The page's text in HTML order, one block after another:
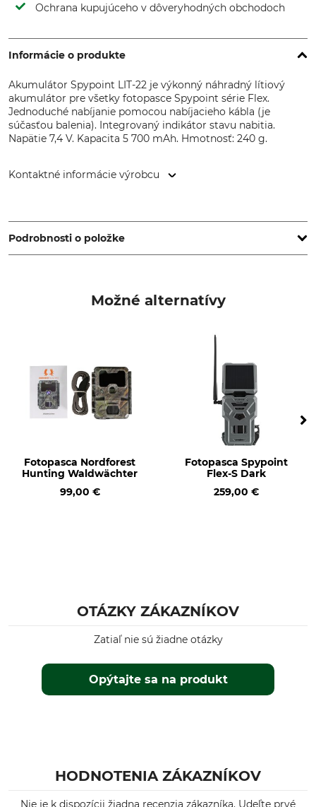
Ochrana kupujúceho v dôveryhodných obchodoch
Informácie o produkte
Akumulátor Spypoint LIT-22 je výkonný náhradný lítiový
akumulátor pre všetky fotopasce Spypoint série Flex.
Jednoduché nabíjanie pomocou nabíjacieho kábla (je
súčasťou balenia). Integrovaný indikátor stavu nabitia.
Napätie 7,4 V. Kapacita 5 700 mAh. Hmotnosť: 240 g.
Kontaktné informácie výrobcu
www.eurohunt.eu
Podrobnosti o položke
Akumulátor
Označenie modelu
LIT-22
Technológia
Možné alternatívy
Fotopasca Nordforest
Hunting Waldwächter
99,00 €
Fotopasca Spypoint
Flex-S Dark
259,00 €
OTÁZKY ZÁKAZNÍKOV
Opýtajte sa na produkt
Zatiaľ nie sú žiadne otázky
HODNOTENIA ZÁKAZNÍKOV
Nie je k dispozícii žiadna recenzia zákazníka. Udeľte prvé